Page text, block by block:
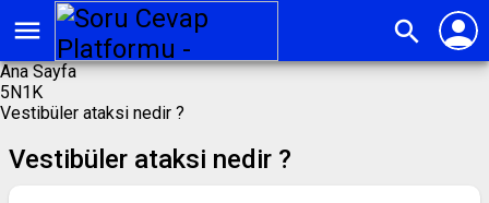
menu search person
Ana Sayfa
5N1K
Vestibüler ataksi nedir ?
Vestibüler ataksi nedir ?